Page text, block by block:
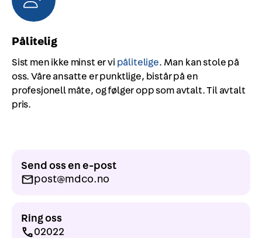
Pålitelig
Sist men ikke minst er vi pålitelige. Man kan stole på
oss. Våre ansatte er punktlige, bistår på en
profesjonell måte, og følger opp som avtalt. Til avtalt
pris.
Send oss en e-post
post@mdco.no
Ring oss
02022